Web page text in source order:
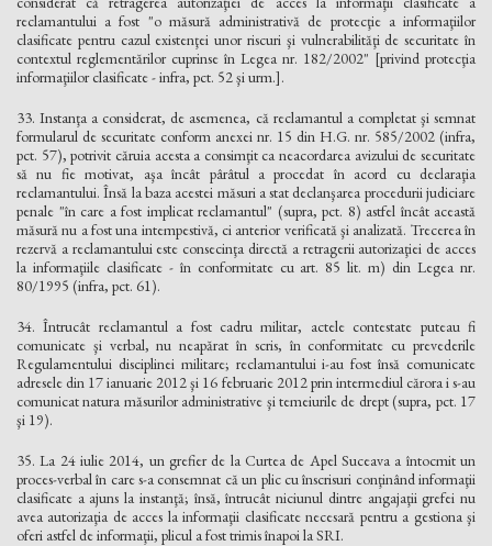
reclamantului a fost "o măsură administrativă de protecţie a informaţiilor
clasificate pentru cazul existenţei unor riscuri şi vulnerabilităţi de securitate în
contextul reglementărilor cuprinse în Legea nr. 182/2002" [privind protecţia
informaţiilor clasificate - infra, pct. 52 şi urm.].
33. Instanţa a considerat, de asemenea, că reclamantul a completat şi semnat
formularul de securitate conform anexei nr. 15 din H.G. nr. 585/2002 (infra,
pct. 57), potrivit căruia acesta a consimţit ca neacordarea avizului de securitate
să nu fie motivat, aşa încât pârâtul a procedat în acord cu declaraţia
reclamantului. Însă la baza acestei măsuri a stat declanşarea procedurii judiciare
penale "în care a fost implicat reclamantul" (supra, pct. 8) astfel încât această
măsură nu a fost una intempestivă, ci anterior verificată şi analizată. Trecerea în
rezervă a reclamantului este consecinţa directă a retragerii autorizaţiei de acces
la informaţiile clasificate - în conformitate cu art. 85 lit. m) din Legea nr.
80/1995 (infra, pct. 61).
34. Întrucât reclamantul a fost cadru militar, actele contestate puteau fi
comunicate şi verbal, nu neapărat în scris, în conformitate cu prevederile
Regulamentului disciplinei militare; reclamantului i-au fost însă comunicate
adresele din 17 ianuarie 2012 şi 16 februarie 2012 prin intermediul cărora i s-au
comunicat natura măsurilor administrative şi temeiurile de drept (supra, pct. 17
şi 19).
35. La 24 iulie 2014, un grefier de la Curtea de Apel Suceava a întocmit un
proces-verbal în care s-a consemnat că un plic cu înscrisuri conţinând informaţii
clasificate a ajuns la instanţă; însă, întrucât niciunul dintre angajaţii grefei nu
avea autorizaţia de acces la informaţii clasificate necesară pentru a gestiona şi
oferi astfel de informaţii, plicul a fost trimis înapoi la SRI.